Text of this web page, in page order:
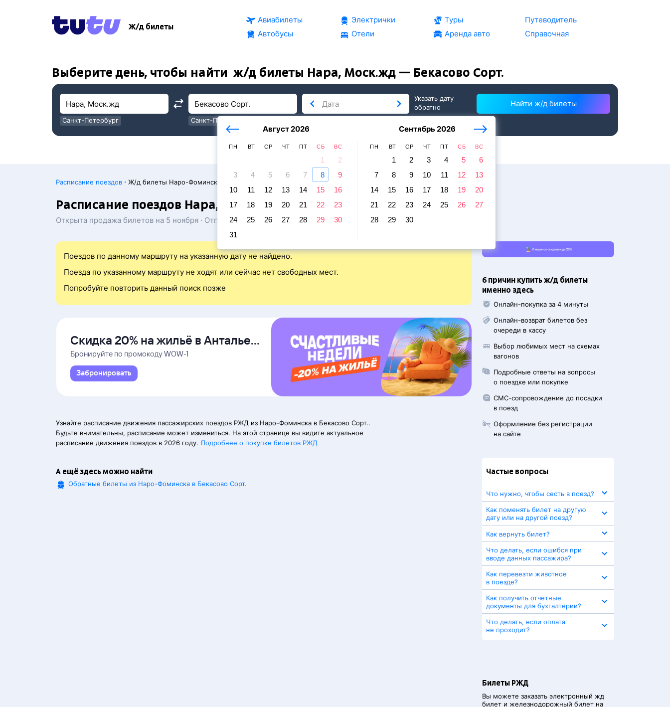
Ж/д билеты
Авиабилеты
Автобусы
Электрички
Отели
Туры
Аренда авто
Путеводитель
Справочная
Выберите день, чтобы найти ж/д билеты Нара, Моск.жд — Бекасово Сорт.
Санкт-Петербург
Санкт-Петербург
Август 2026
ПН ВТ СР ЧТ ПТ СБ ВС
1
2
3
4 5 6 7 8
9
10
11 12 13 14 15
16
17
18 19 20 21 22
23
24
25 26 27 28 29
30
31
Сентябрь 2026
ПН ВТ СР ЧТ ПТ СБ ВС
1 2 3 4 5
6
7
8 9 10 11 12
13
14
15 16 17 18 19
20
21
22 23 24 25 26
27
28
29 30
послезавтра
Указать дату
обратно
Найти ж/д билеты
Расписание поездов · Ж/д билеты Наро-Фоминск → Бекасово Сорт.
Расписание поездов Нара, Моск.жд — Бекасово Сорт.
Открыта продажа билетов на 5 ноября · Отправление и прибытие по местному времени. Цены за 1 пассажира
Поездов по данному маршруту на указанную дату не найдено.
Поезда по указанному маршруту не ходят или сейчас нет свободных мест.
Попробуйте повторить данный поиск позже
Скидка 20% на жильё в Анталье
и Даламане
Бронируйте по промокоду WOW-1
Забронировать
Узнайте расписание движения пассажирских поездов РЖД из Наро-Фоминска в Бекасово Сорт..
Будьте внимательны, расписание может измениться. На этой странице вы видите актуальное
расписание движения поездов в 2026 году. Подробнее о покупке билетов РЖД
А ещё здесь можно найти
Обратные билеты из Наро-Фоминска в Бекасово Сорт.
6 причин купить ж/д билеты
именно здесь
Онлайн-покупка за 4 минуты
Онлайн-возврат билетов без
очереди в кассу
Выбор любимых мест на схемах
вагонов
Подробные ответы на вопросы
о поездке или покупке
СМС-сопровождение до посадки
в поезд
Оформление без регистрации
на сайте
Частые вопросы
Что нужно, чтобы сесть в поезд?
Как поменять билет на другую
дату или на другой поезд?
Как вернуть билет?
Что делать, если ошибся при
вводе данных пассажира?
Как перевезти животное
в поезде?
Как получить отчетные
документы для бухгалтерии?
Что делать, если оплата
не проходит?
Билеты РЖД
Вы можете заказать электронный жд
билет и железнодорожный билет на